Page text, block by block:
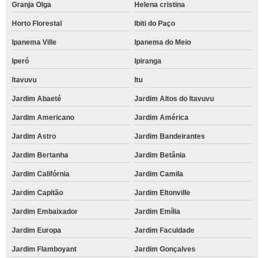
Granja Olga Helena cristina
Horto Florestal Ibiti do Paço
Ipanema Ville Ipanema do Meio
Iperó Ipiranga
Itavuvu Itu
Jardim Abaeté Jardim Altos do Itavuvu
Jardim Americano Jardim América
Jardim Astro Jardim Bandeirantes
Jardim Bertanha Jardim Betânia
Jardim Califórnia Jardim Camila
Jardim Capitão Jardim Eltonville
Jardim Embaixador Jardim Emília
Jardim Europa Jardim Faculdade
Jardim Flamboyant Jardim Gonçalves